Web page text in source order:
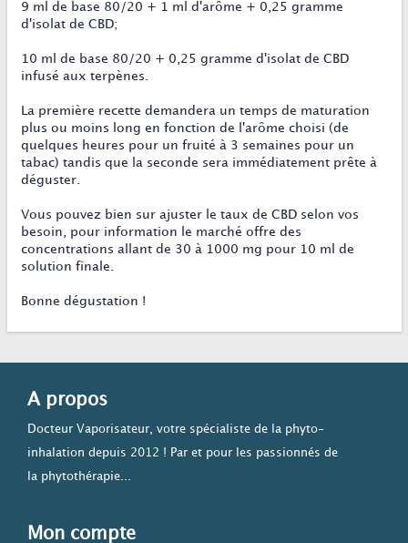
9 ml de base 80/20 + 1 ml d'arôme + 0,25 gramme
d'isolat de CBD;
10 ml de base 80/20 + 0,25 gramme d'isolat de CBD
infusé aux terpènes.
La première recette demandera un temps de maturation
plus ou moins long en fonction de l'arôme choisi (de
quelques heures pour un fruité à 3 semaines pour un
tabac) tandis que la seconde sera immédiatement prête à
déguster.
Vous pouvez bien sur ajuster le taux de CBD selon vos
besoin, pour information le marché offre des
concentrations allant de 30 à 1000 mg pour 10 ml de
solution finale.
Bonne dégustation !
A propos
Docteur Vaporisateur, votre spécialiste de la phyto-
inhalation depuis 2012 ! Par et pour les passionnés de
la phytothérapie...
Mon compte